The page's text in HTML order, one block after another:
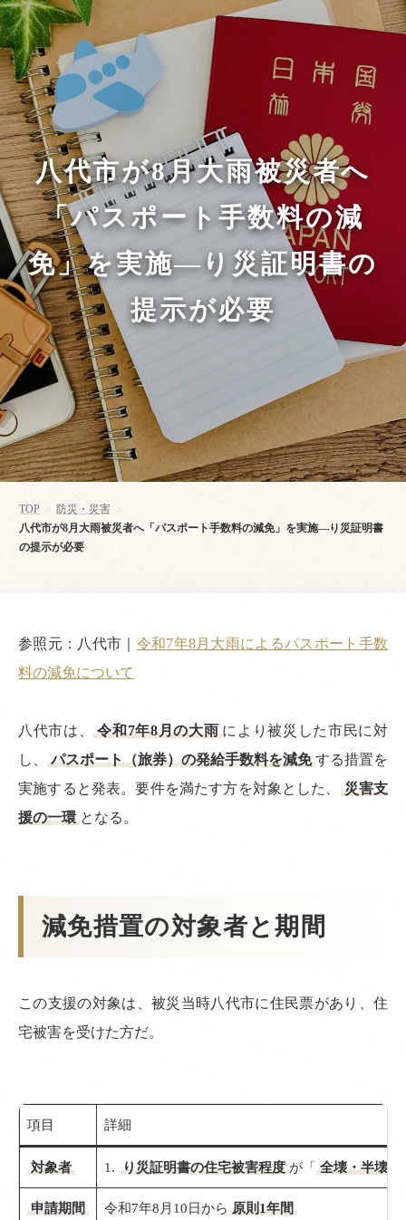
八代市が8月大雨被災者へ
「パスポート手数料の減
免」を実施—り災証明書の
提示が必要
TOP > 防災・災害 >
八代市が8月大雨被災者へ「パスポート手数料の減免」を実施—り災証明書
の提示が必要
参照元：八代市｜ 令和7年8月大雨によるパスポート手数
料の減免について
八代市は、 令和7年8月の大雨 により被災した市民に対
し、
パスポート（旅券）の発給手数料を減免 する措置を
実施すると発表。要件を満たす方を対象とした、
災害支
援の一環 となる。
減免措置の対象者と期間
この支援の対象は、被災当時八代市に住民票があり、住
宅被害を受けた方だ。
項目 詳細
対象者 1. り災証明書の住宅被害程度 が「 全壊・半壊・
申請期間 令和7年8月10日から 原則1年間